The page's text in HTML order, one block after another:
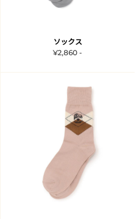
ソックス
¥2,860 -